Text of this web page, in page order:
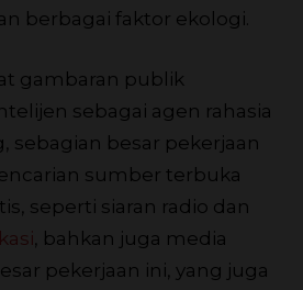
berbagai faktor ekologi.
gambaran publik
sebagai agen rahasia
sebagian besar pekerjaan
sumber terbuka
seperti siaran radio dan
, bahkan juga media
pekerjaan ini, yang juga